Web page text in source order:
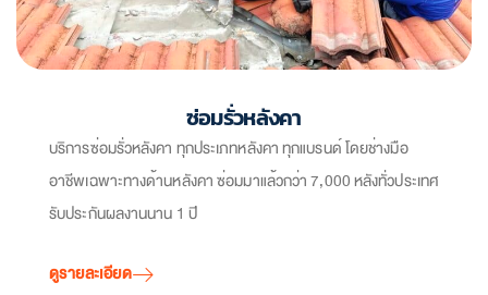
ซ่อมรั่วหลังคา
บริการซ่อมรั่วหลังคา ทุกประเภทหลังคา ทุกแบรนด์ โดยช่างมือ
อาชีพเฉพาะทางด้านหลังคา ซ่อมมาแล้วกว่า 7,000 หลังทั่วประเทศ
รับประกันผลงานนาน 1 ปี
ดูรายละเอียด